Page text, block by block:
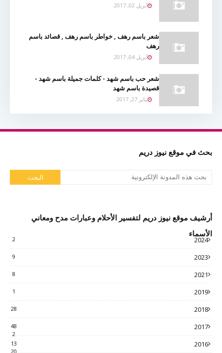
أبريل 02, 2017
شعر باسم رهف , خواطر باسم رهف , قصائد باسم
رهف
أبريل 04, 2017
شعر حب باسم شهد - كلمات جميلة باسم شهد -
قصيدة باسم شهد
يناير 27, 2017
بحث في موقع نيوز دريم
أرشيف موقع نيوز دريم لتفسير الأحلام وعبارات مدح ومعاني
الأسماء
2024
2
2023
9
2021
8
2019
1
2018
28
2017
48
2
2016
13
20